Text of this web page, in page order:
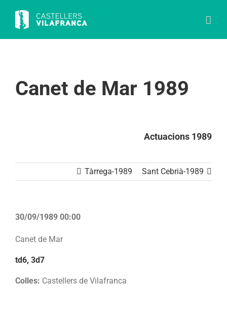
content
Canet de Mar 1989
Actuacions 1989
Tàrrega-1989 Sant Cebrià-1989
30/09/1989 00:00
Canet de Mar
td6, 3d7
Colles: Castellers de Vilafranca